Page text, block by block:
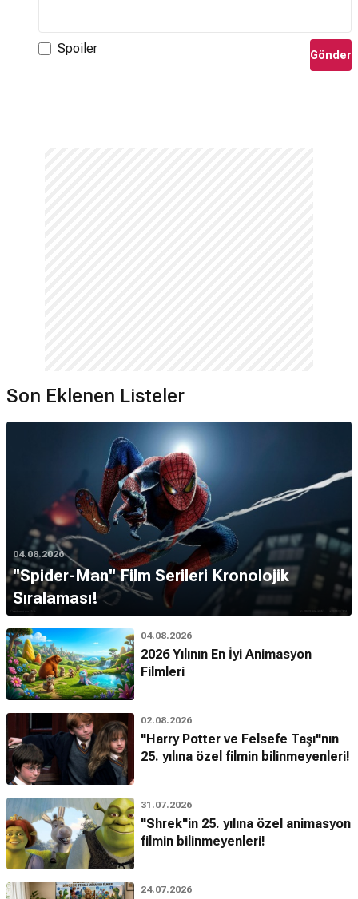
Spoiler Gönder
Son Eklenen Listeler
04.08.2026
''Spider-Man'' Film Serileri Kronolojik
Sıralaması!
04.08.2026
2026 Yılının En İyi Animasyon
Filmleri
02.08.2026
"Harry Potter ve Felsefe Taşı"nın
25. yılına özel filmin bilinmeyenleri!
31.07.2026
"Shrek"in 25. yılına özel animasyon
filmin bilinmeyenleri!
24.07.2026